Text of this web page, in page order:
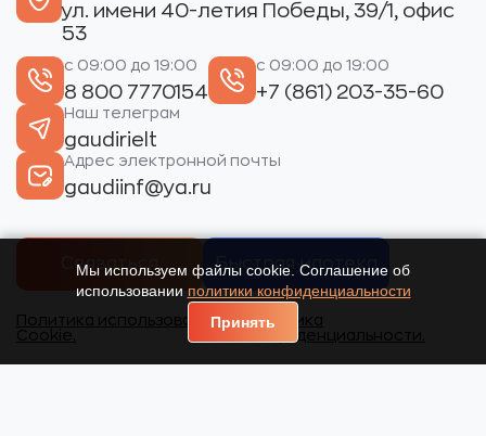
ул. имени 40-летия Победы, 39/1, офис
53
с 09:00 до 19:00
8 800 7770154
с 09:00 до 19:00
+7 (861) 203-35-60
Наш телеграм
gaudirielt
Адрес электронной почты
gaudiinf@ya.ru
Связаться Быстрая ипотека
Политика использования
Cookie.
Политика
конфиденциальности.
Мы используем файлы cookie. Соглашение об
использовании политики конфиденциальности
Принять